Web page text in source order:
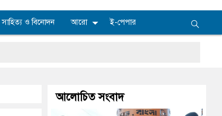
সাহিত্য ও বিনোদন আরো ই-পেপার
আলোচিত সংবাদ